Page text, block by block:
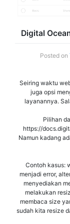
Digital
Posted on
Seiring waktu
juga opsi
layanannya.
Pilihan
https://
Namun kadang
Contoh kasus:
menjadi error,
menyediakan
melakukan
membaca size
sudah kita resize